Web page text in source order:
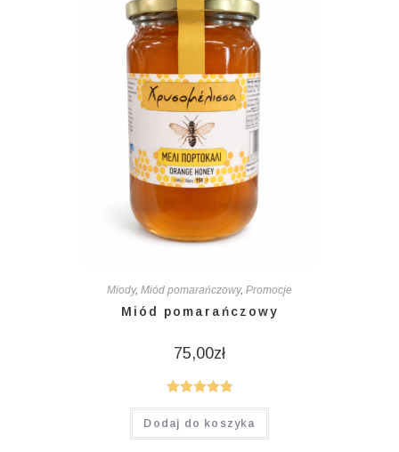
Miody, Miód pomarańczowy, Promocje
Miód pomarańczowy
75,00zł
Oceniono
4.86na 5
Dodaj do koszyka